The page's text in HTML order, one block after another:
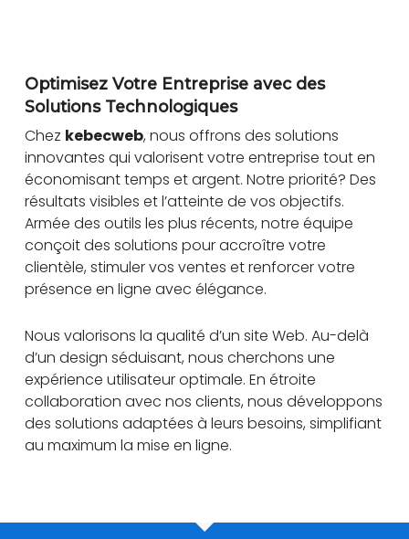
Optimisez Votre Entreprise avec des
Solutions Technologiques
Chez kebecweb, nous offrons des solutions
innovantes qui valorisent votre entreprise tout en
économisant temps et argent. Notre priorité? Des
résultats visibles et l’atteinte de vos objectifs.
Armée des outils les plus récents, notre équipe
conçoit des solutions pour accroître votre
clientèle, stimuler vos ventes et renforcer votre
présence en ligne avec élégance.
Nous valorisons la qualité d’un site Web. Au-delà
d’un design séduisant, nous cherchons une
expérience utilisateur optimale. En étroite
collaboration avec nos clients, nous développons
des solutions adaptées à leurs besoins, simplifiant
au maximum la mise en ligne.